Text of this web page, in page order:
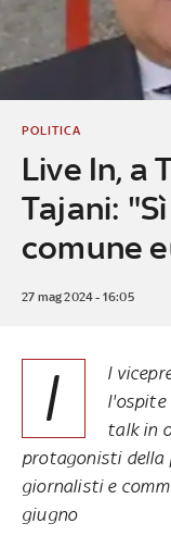
Live In, a
Tajani:
comune
POLITICA
27 mag 2024 - 16:05
I
l
l'ospite
talk in
protagonisti della
giornalisti e
giugno